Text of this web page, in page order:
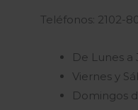
Teléfonos: 2102-
De Lunes a
Viernes y
Domingos